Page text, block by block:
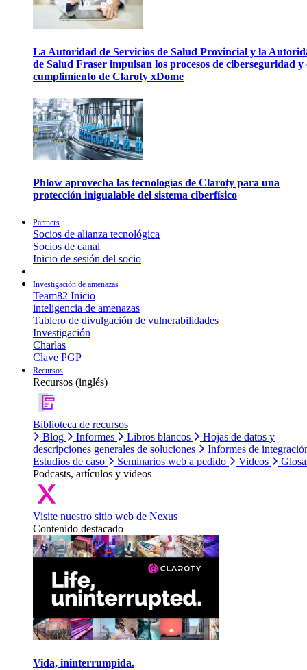
La Autoridad de Servicios de Salud Provincial y la
de Salud Fraser impulsan los procesos de ciberseguridad y
cumplimiento de Claroty xDome
Phlow aprovecha las tecnologías de Claroty para una
protección inigualable del sistema ciberfísico
Partners
Socios de alianza tecnológica
Socios de canal
Inicio de sesión del socio
Investigación de amenazas
Team82 Inicio
inteligencia de amenazas
Tablero de divulgación de vulnerabilidades
Investigación
Charlas
Clave PGP
Recursos
Recursos (inglés)
Biblioteca de recursos
Blog
Informes Libros blancos
Hojas de datos y
descripciones generales de soluciones
Informes de
Estudios de caso
Seminarios web a pedido Videos
Podcasts, artículos y videos
Visite nuestro sitio web de Nexus
Contenido destacado
Vida, ininterrumpida.